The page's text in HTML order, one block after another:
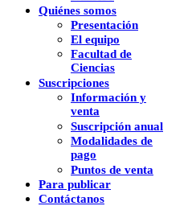
Quiénes somos
Presentación
El equipo
Facultad de
Ciencias
Suscripciones
Información y
venta
Suscripción anual
Modalidades de
pago
Puntos de venta
Para publicar
Contáctanos